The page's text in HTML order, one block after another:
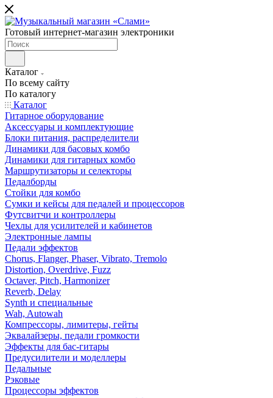
Готовый интернет-магазин электроники
Каталог
По всему сайту
По каталогу
Каталог
Гитарное оборудование
Аксессуары и комплектующие
Блоки питания, распределители
Динамики для басовых комбо
Динамики для гитарных комбо
Маршрутизаторы и селекторы
Педалборды
Стойки для комбо
Сумки и кейсы для педалей и процессоров
Футсвитчи и контроллеры
Чехлы для усилителей и кабинетов
Электронные лампы
Педали эффектов
Chorus, Flanger, Phaser, Vibrato, Tremolo
Distortion, Overdrive, Fuzz
Octaver, Pitch, Harmonizer
Reverb, Delay
Synth и специальные
Wah, Autowah
Компрессоры, лимитеры, гейты
Эквалайзеры, педали громкости
Эффекты для бас-гитары
Предусилители и моделлеры
Педальные
Рэковые
Процессоры эффектов